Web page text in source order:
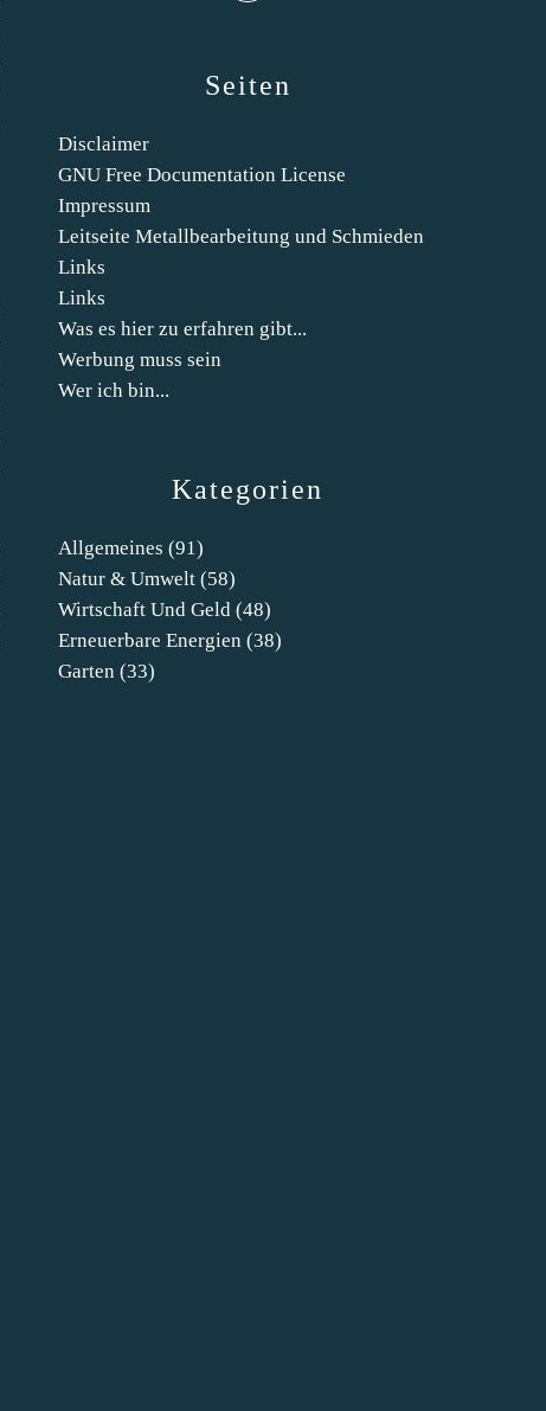
Kategorien
Allgemeines (91)
Natur & Umwelt (58)
Wirtschaft Und Geld (48)
Erneuerbare Energien (38)
Garten (33)
Seiten
Disclaimer
GNU Free Documentation License
Impressum
Leitseite Metallbearbeitung und Schmieden
Links
Links
Was es hier zu erfahren gibt...
Werbung muss sein
Wer ich bin...